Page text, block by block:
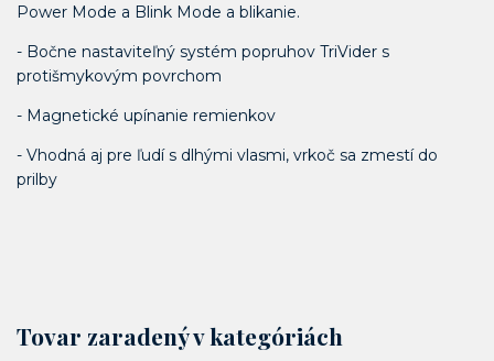
Power Mode a Blink Mode a blikanie.
- Bočne nastaviteľný systém popruhov TriVider s
protišmykovým povrchom
- Magnetické upínanie remienkov
- Vhodná aj pre ľudí s dlhými vlasmi, vrkoč sa zmestí do
prilby
Tovar zaradený v kategóriách